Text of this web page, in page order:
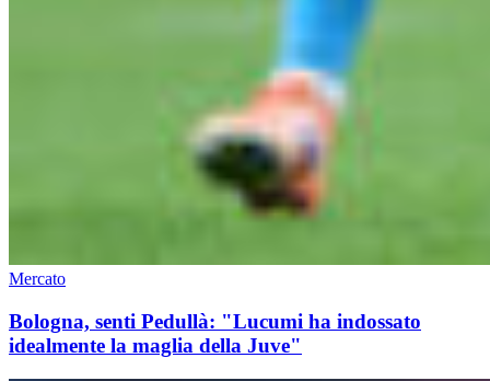
Mercato
Bologna, senti Pedullà: "Lucumi ha indossato
idealmente la maglia della Juve"